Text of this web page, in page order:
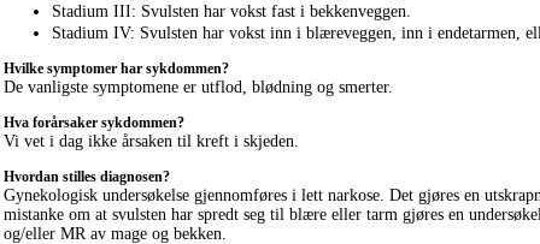
Stadium III: Svulsten har vokst fast i bekkenveggen.
Stadium IV: Svulsten har vokst inn i blæreveggen, inn i endetarmen,
Hvilke symptomer har sykdommen?
De vanligste symptomene er utflod, blødning og smerter.
Hva forårsaker sykdommen?
Vi vet i dag ikke årsaken til kreft i skjeden.
Hvordan stilles diagnosen?
Gynekologisk undersøkelse gjennomføres i lett narkose. Det gjøres en
mistanke om at svulsten har spredt seg til blære eller tarm gjøres en
og/eller MR av mage og bekken.